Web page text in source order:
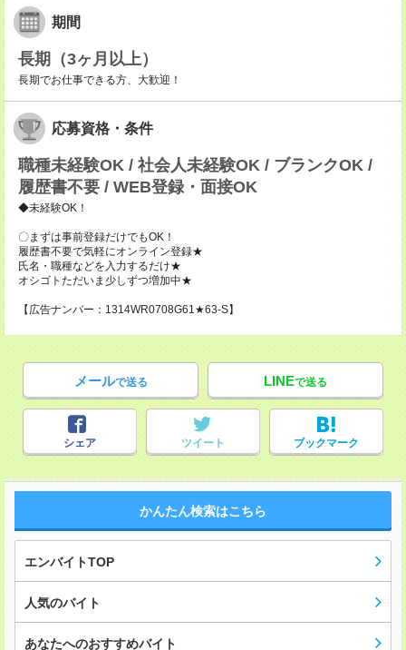
期間
長期（3ヶ月以上）
長期でお仕事できる方、大歓迎！
応募資格・条件
職種未経験OK / 社会人未経験OK / ブランクOK /
履歴書不要 / WEB登録・面接OK
◆未経験OK！
〇まずは事前登録だけでもOK！
履歴書不要で気軽にオンライン登録★
氏名・職種などを入力するだけ★
オシゴトただいま少しずつ増加中★
【広告ナンバー：1314WR0708G61★63-S】
メールで送る LINEで送る
シェア ツイート ブックマーク
かんたん検索はこちら
エンバイトTOP
人気のバイト
あなたへのおすすめバイト